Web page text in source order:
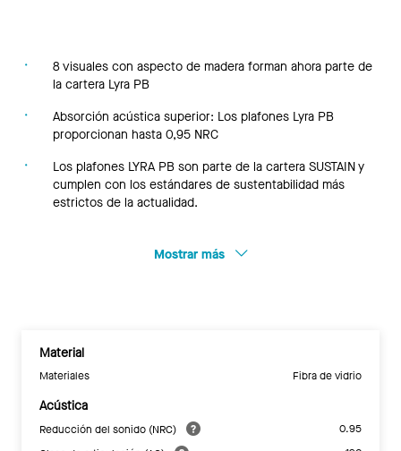
8 visuales con aspecto de madera forman ahora parte de
la cartera Lyra PB
Absorción acústica superior: Los plafones Lyra PB
proporcionan hasta 0,95 NRC
Los plafones LYRA PB son parte de la cartera SUSTAIN y
cumplen con los estándares de sustentabilidad más
estrictos de la actualidad.
Mostrar más
Material
Materiales Fibra de vidrio
Acústica
Reducción del sonido (NRC)
0.95